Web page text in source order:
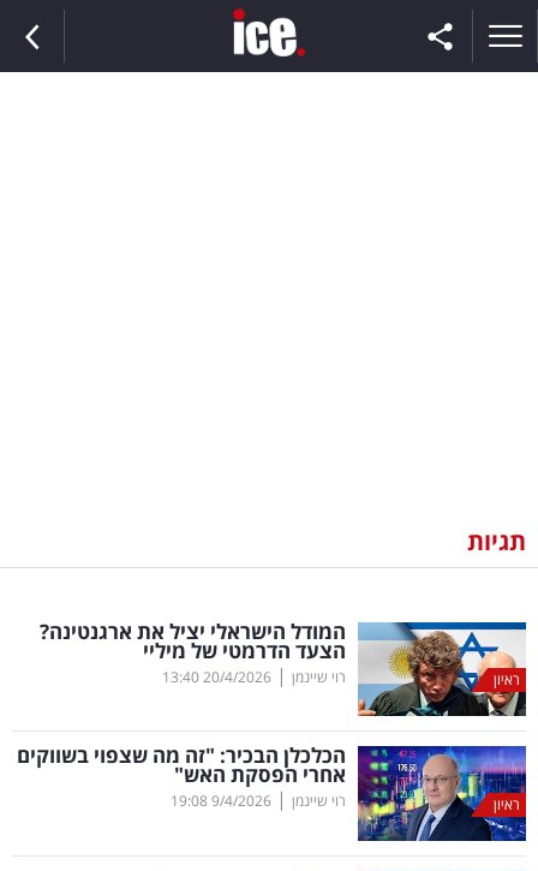
וצרכנות
דיגיטל
וטק
שיווק
ופרסום
משפט
תגיות
ראיון
המודל הישראלי יציל את ארגנטינה?
הצעד הדרמטי של מיליי
רוי שיינמן |
20/4/2026
13:40
ראיון
הכלכלן הבכיר: "זה מה שצפוי בשווקים
אחרי הפסקת האש"
רוי שיינמן |
9/4/2026
19:08